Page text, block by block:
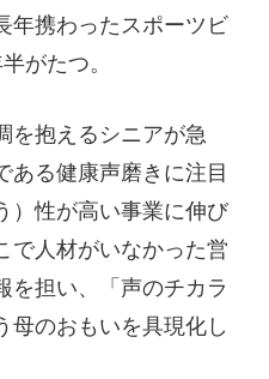
年携わったスポーツビ
がたつ。
抱えるシニアが急
ある健康声磨きに注目
）性が高い事業に伸び
で人材がいなかった営
を担い、「声のチカラ
母のおもいを具現化し